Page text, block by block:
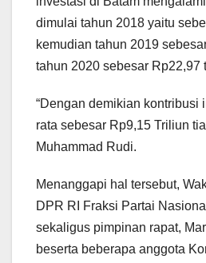
dimulai tahun 2018 yaitu
kemudian tahun 2019
tahun 2020 sebesar Rp22,97
“Dengan demikian kontribusi
rata sebesar Rp9,15 Triliun
Muhammad Rudi.
Menanggapi hal tersebut,
DPR RI Fraksi Partai
sekaligus pimpinan rapat,
beserta beberapa anggota